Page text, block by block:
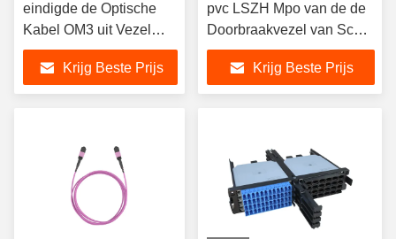
eindigde de Optische
Kabel OM3 uit Vezel
Vezel pre Optische
Kabel
Krijg Beste Prijs
pvc LSZH Mpo van de de
Doorbraakvezel van Sc
Fanout van het het
Flardkoord Optische
Krijg Beste Prijs